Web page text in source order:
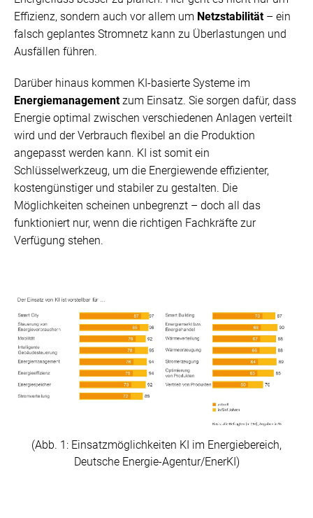
Effizienz, sondern auch vor allem um Netzstabilität– ein
falsch geplantes Stromnetz kann zu Überlastungen und
Ausfällen führen.
Darüber hinaus kommen KI-basierte Systeme im
Energiemanagementzum Einsatz. Sie sorgen dafür, dass
Energie optimal zwischen verschiedenen Anlagen verteilt
wird und der Verbrauch flexibel an die Produktion
angepasst werden kann. KI ist somit ein
Schlüsselwerkzeug, um die Energiewende effizienter,
kostengünstiger und stabiler zu gestalten. Die
Möglichkeiten scheinen unbegrenzt – doch all das
funktioniert nur, wenn die richtigen Fachkräfte zur
Verfügung stehen.
(Abb. 1: Einsatzmöglichkeiten KI im Energiebereich,
Deutsche Energie-Agentur/EnerKI)